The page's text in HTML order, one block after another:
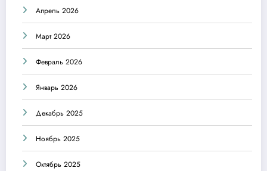
Апрель 2026
Март 2026
Февраль 2026
Январь 2026
Декабрь 2025
Ноябрь 2025
Октябрь 2025